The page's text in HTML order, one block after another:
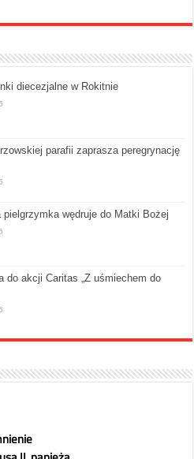
diecezjalne w Rokitnie
parafii zaprasza peregrynację
pielgrzymka wędruje do Matki Bożej
do akcji Caritas „Z uśmiechem do